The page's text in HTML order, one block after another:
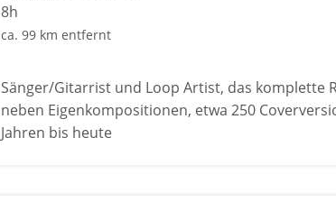
8h
ca. 99 km entfernt
Sänger/Gitarrist und Loop Artist, das komplette
neben Eigenkompositionen, etwa 250
Jahren bis heute